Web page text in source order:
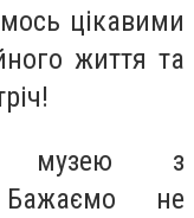
цікавими
життя та
музею з
Бажаємо не